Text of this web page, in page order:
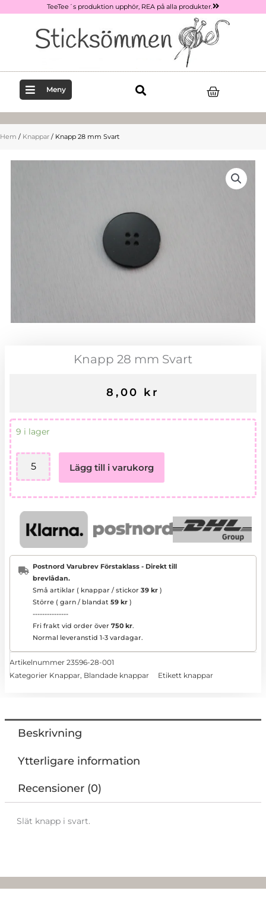
TeeTee´s produktion upphör, REA på alla produkter.
Meny
Hem / Knappar / Knapp 28 mm Svart
Knapp 28 mm Svart
8,00 kr
9 i lager
Knapp
mm
Svart
mängd
Lägg till i varukorg
Postnord Varubrev Förstaklass - Direkt till
brevlådan.
Små artiklar ( knappar / stickor 39 kr )
Större ( garn / blandat 59 kr )
---------------
Fri frakt vid order över 750 kr.
Normal leveranstid 1-3 vardagar.
Artikelnummer 23596-28-001
Kategorier Knappar, Blandade knappar Etikett knappar
Beskrivning
Ytterligare information
Recensioner (0)
Slät knapp i svart.